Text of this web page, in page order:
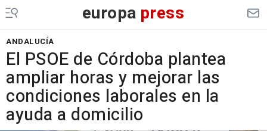
europa press
ANDALUCÍA
El PSOE de Córdoba plantea
ampliar horas y mejorar las
condiciones laborales en la
ayuda a domicilio